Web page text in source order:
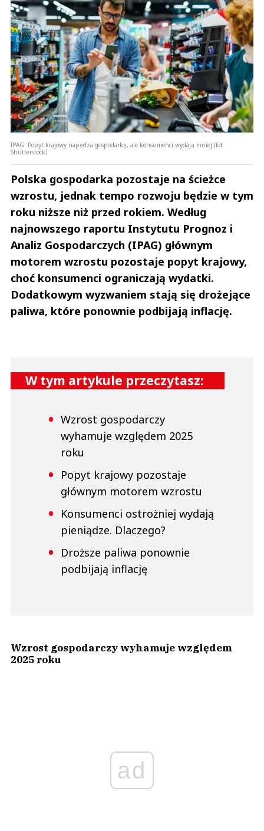
IPAG: Popyt krajowy napędza gospodarkę, ale konsumenci wydają mniej (fot.
Shutterstock)
Polska gospodarka pozostaje na ścieżce
wzrostu, jednak tempo rozwoju będzie w tym
roku niższe niż przed rokiem. Według
najnowszego raportu Instytutu Prognoz i
Analiz Gospodarczych (IPAG) głównym
motorem wzrostu pozostaje popyt krajowy,
choć konsumenci ograniczają wydatki.
Dodatkowym wyzwaniem stają się drożejące
paliwa, które ponownie podbijają inflację.
W tym artykule przeczytasz:
Wzrost gospodarczy
wyhamuje względem 2025
roku
Popyt krajowy pozostaje
głównym motorem wzrostu
Konsumenci ostrożniej wydają
pieniądze. Dlaczego?
Droższe paliwa ponownie
podbijają inflację
Wzrost gospodarczy wyhamuje względem
2025 roku
ad